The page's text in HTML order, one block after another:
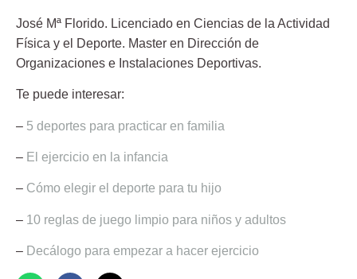
José Mª Florido. Licenciado en Ciencias de la Actividad
Física y el Deporte. Master en Dirección de
Organizaciones e Instalaciones Deportivas.
Te puede interesar:
– 5 deportes para practicar en familia
– El ejercicio en la infancia
– Cómo elegir el deporte para tu hijo
– 10 reglas de juego limpio para niños y adultos
– Decálogo para empezar a hacer ejercicio